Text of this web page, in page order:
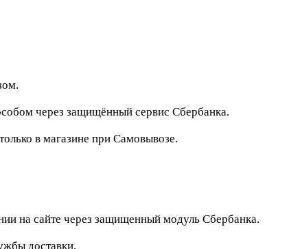
через защищённый сервис Сбербанка.
в магазине при Самовывозе.
на сайте через защищенный модуль Сбербанка.
доставки.